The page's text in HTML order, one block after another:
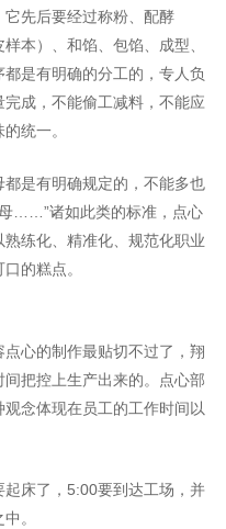
先后要经过称粉、配酵
本）、和馅、包馅、成型、
是有明确的分工的，专人负
成，不能偷工减料，不能应
统一。
是有明确规定的，不能多也
……”诸如此类的标准，点心
练化、精准化、规范化职业
的糕点。
点心的制作最贴切不过了，翔
把控上生产出来的。点心部
念体现在员工的工作时间以
床了，5:00要到达工场，并
。